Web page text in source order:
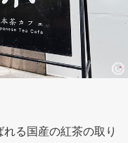
る国産の紅茶の取り